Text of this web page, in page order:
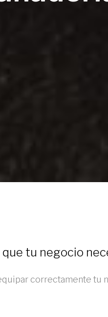
que tu negocio
correctamente tu